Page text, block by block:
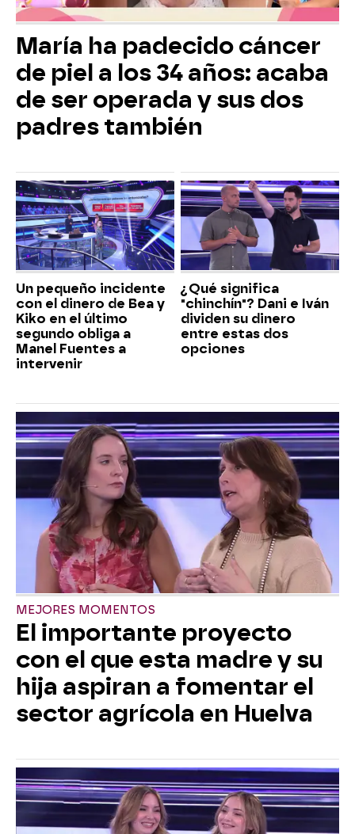
María ha padecido cáncer
de piel a los 34 años: acaba
de ser operada y sus dos
padres también
Un pequeño incidente
con el dinero de Bea y
Kiko en el último
segundo obliga a
Manel Fuentes a
intervenir
¿Qué significa
"chinchín"? Dani e Iván
dividen su dinero
entre estas dos
opciones
MEJORES MOMENTOS
El importante proyecto
con el que esta madre y su
hija aspiran a fomentar el
sector agrícola en Huelva